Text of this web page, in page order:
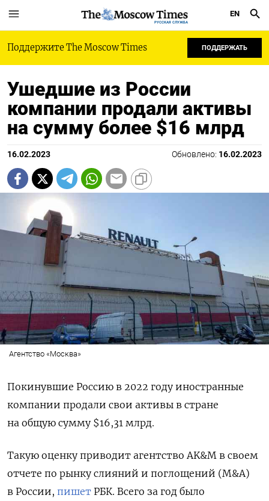
РУССКАЯ СЛУЖБА
EN
Поддержите The Moscow Times ПОДДЕРЖАТЬ
Ушедшие из России
компании продали активы
на сумму более $16 млрд
16.02.2023 Обновлено: 16.02.2023
Агентство «Москва»
Покинувшие Россию в 2022 году иностранные
компании продали свои активы в стране
на общую сумму $16,31 млрд.
Такую оценку приводит агентство AK&M в своем
отчете по рынку слияний и поглощений (M&A)
в России, пишет РБК. Всего за год было